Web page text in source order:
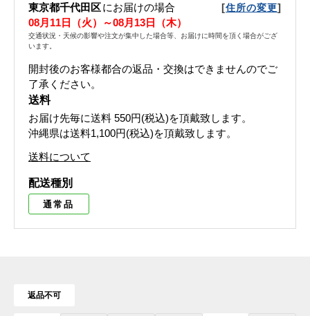
東京都千代田区にお届けの場合 [住所の変更]
08月11日（火）～08月13日（木）
交通状況・天候の影響や注文が集中した場合等、お届けに時間を頂く場合がござ
います。
開封後のお客様都合の返品・交換はできませんのでご
了承ください。
送料
お届け先毎に送料 550円(税込)を頂戴致します。
沖縄県は送料1,100円(税込)を頂戴致します。
送料について
配送種別
通常品
返品不可